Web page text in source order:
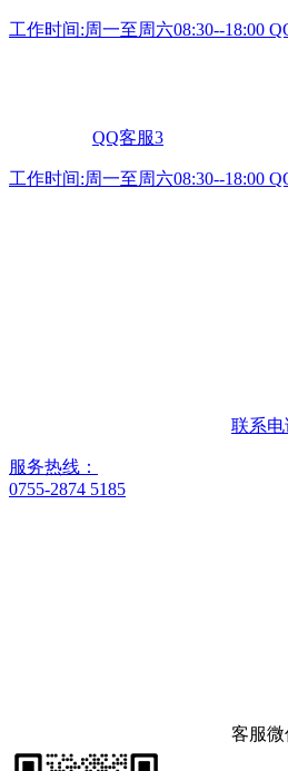
工作时间:周一至周六08:30--18:00
QQ客服3
工作时间:周一至周六08:30--18:00
联系电
服务热线：
0755-2874 5185
客服微